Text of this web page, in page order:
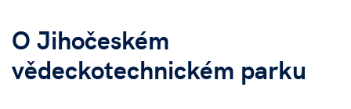
O Jihočeském
vědeckotechnickém parku